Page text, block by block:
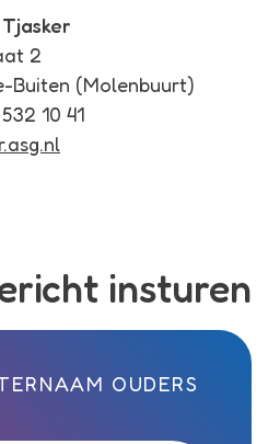
2
Buiten (Molenbuurt)
10 41
insturen
OUDERS